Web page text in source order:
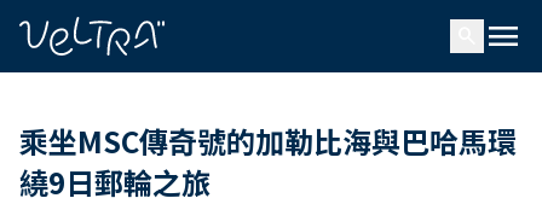
menu
乘坐MSC傳奇號的加勒比海與巴哈馬環
繞9日郵輪之旅